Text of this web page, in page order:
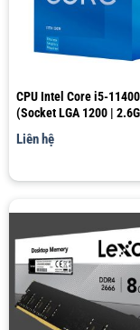
CPU Intel Core i5-
(Socket LGA 1200 |
12MB Cache)
Liên hệ